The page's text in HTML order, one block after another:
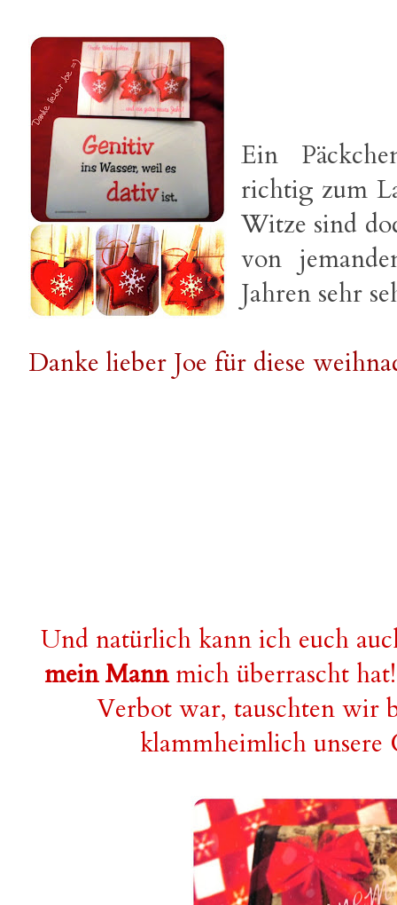
Ein
richtig zum
Witze sind
von
Jahren sehr
Danke lieber Joe für diese
Und natürlich kann ich euch
mein Mannmich überrascht
Verbot war, tauschten wir
klammheimlich unsere